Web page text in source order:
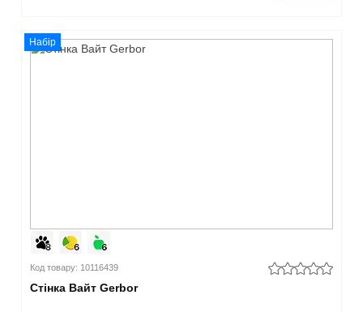
Набір
Код товару: 10116439
Стінка Вайт Gerbor